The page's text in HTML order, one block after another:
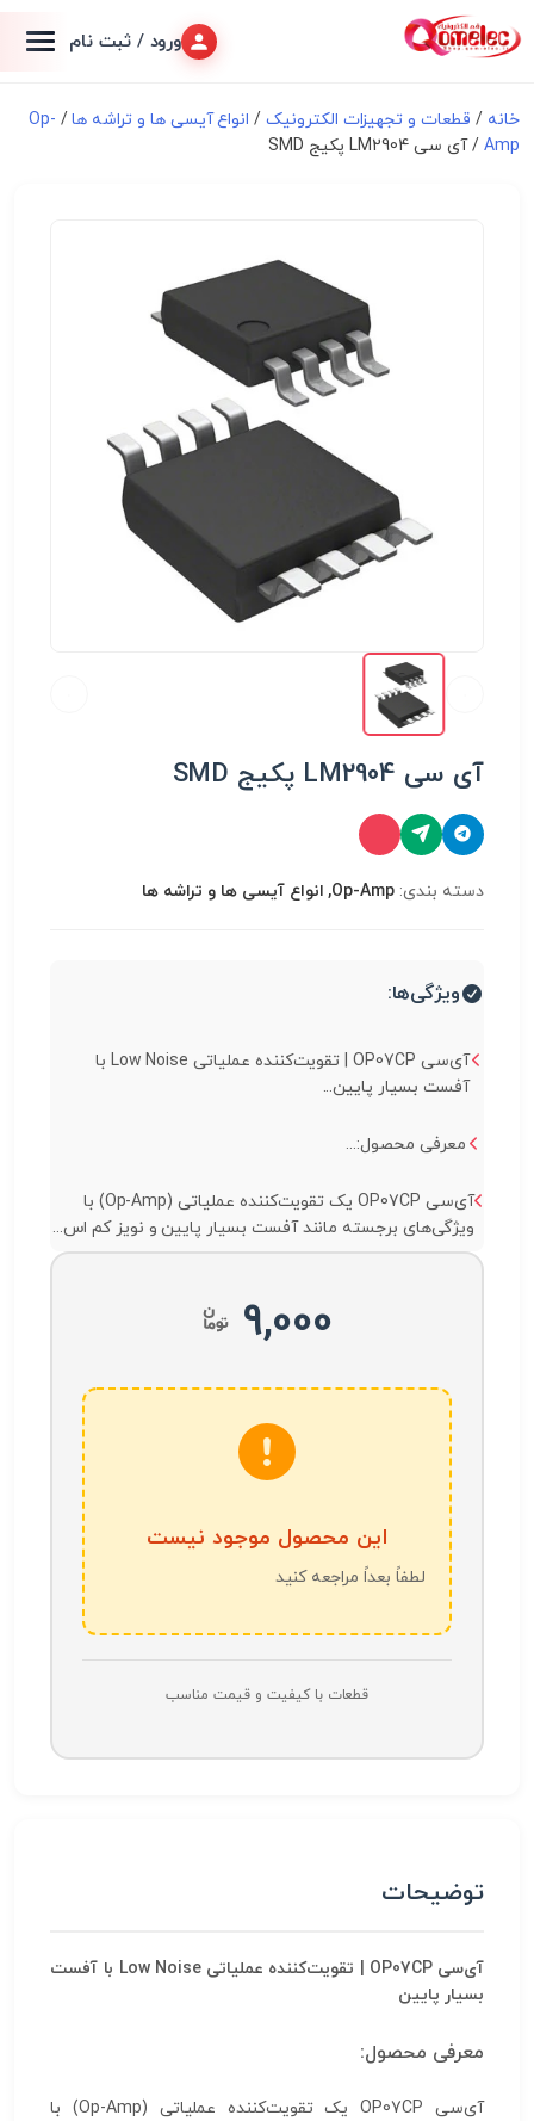
ورود / ثبت نام
خانه / قطعات و تجهیزات الکترونیک/ انواع آیسی ها و تراشه ها/
Op-
Amp / آی سی LM2904 پکیج SMD
آی سی LM2904 پکیج SMD
دسته بندی: Op-Amp, انواع آیسی ها و تراشه ها
ویژگی‌ها:
آی‌سی OP07CP | تقویت‌کننده عملیاتی Low Noise با
آفست بسیار پایین...
معرفی محصول:...
آی‌سی OP07CP یک تقویت‌کننده عملیاتی (Op-Amp) با
ویژگی‌های برجسته مانند آفست بسیار پایین و نویز کم اس...
9,000
این محصول موجود نیست
لطفاً بعداً مراجعه کنید
قطعات با کیفیت و قیمت مناسب
توضیحات
آی‌سی OP07CP | تقویت‌کننده عملیاتی Low Noise با آفست
بسیار پایین
معرفی محصول:
آی‌سی OP07CP یک تقویت‌کننده عملیاتی (Op-Amp) با